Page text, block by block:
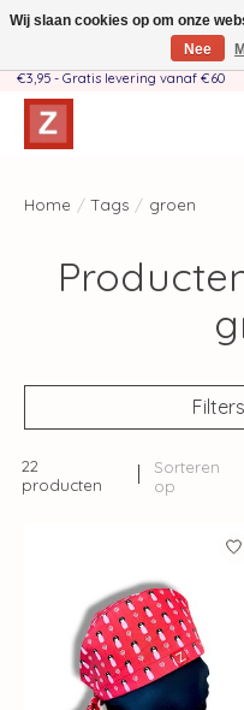
Handgemaakt door moeder-
€3,95 - Gratis levering vanaf €60
Home / Tags / groen
22
producten
Sorteren
op
Wij slaan cookies op om onze
Nee